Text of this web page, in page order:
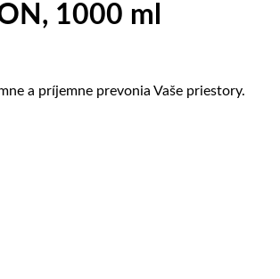
1000 ml
a príjemne prevonia Vaše priestory.